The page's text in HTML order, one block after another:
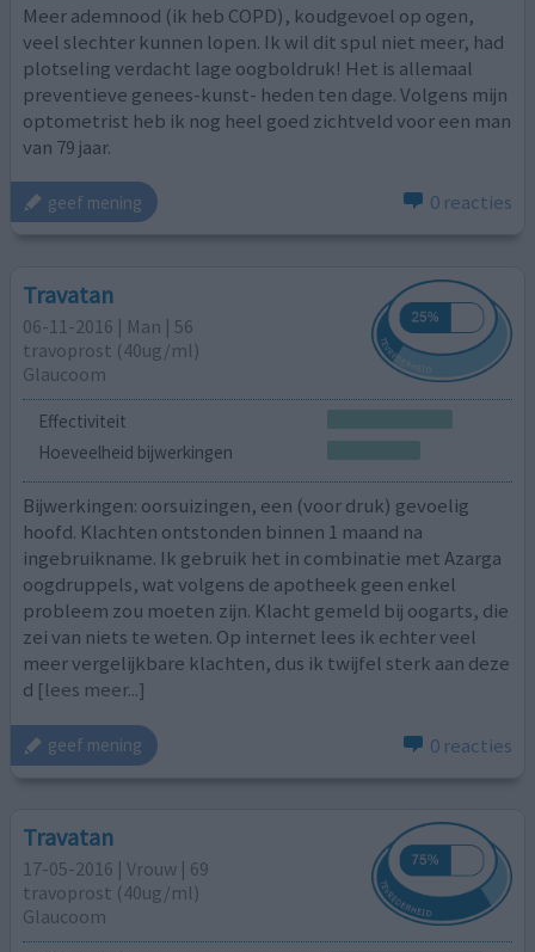
Meer ademnood (ik heb COPD), koudgevoel op ogen,
veel slechter kunnen lopen. Ik wil dit spul niet meer, had
plotseling verdacht lage oogboldruk! Het is allemaal
preventieve genees-kunst- heden ten dage. Volgens mijn
optometrist heb ik nog heel goed zichtveld voor een man
van 79 jaar.
geef mening 0 reacties
Travatan
06-11-2016 | Man | 56
travoprost (40ug/ml)
Glaucoom
Effectiviteit
Hoeveelheid bijwerkingen
Bijwerkingen: oorsuizingen, een (voor druk) gevoelig
hoofd. Klachten ontstonden binnen 1 maand na
ingebruikname. Ik gebruik het in combinatie met Azarga
oogdruppels, wat volgens de apotheek geen enkel
probleem zou moeten zijn. Klacht gemeld bij oogarts, die
zei van niets te weten. Op internet lees ik echter veel
meer vergelijkbare klachten, dus ik twijfel sterk aan deze
d [lees meer...]
geef mening 0 reacties
Travatan
17-05-2016 | Vrouw | 69
travoprost (40ug/ml)
Glaucoom